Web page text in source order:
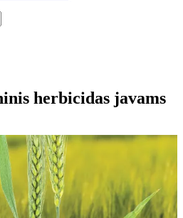
herbicidas javams